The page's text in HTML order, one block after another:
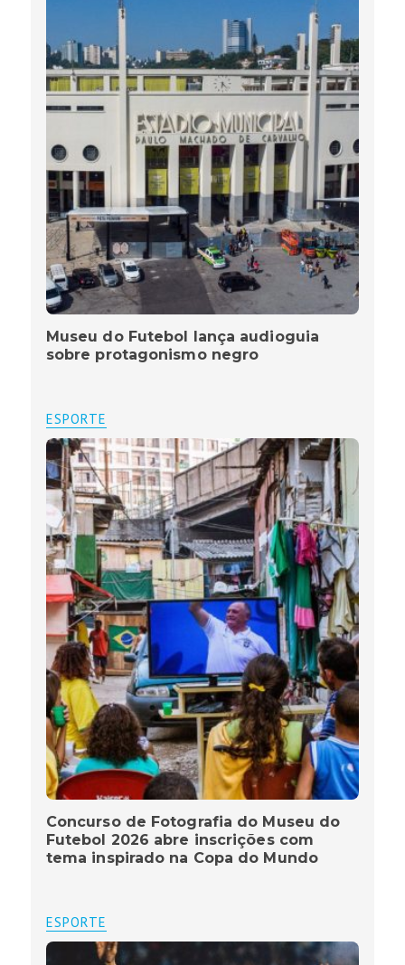
Museu do Futebol lança audioguia
sobre protagonismo negro
ESPORTE
Concurso de Fotografia do Museu do
Futebol 2026 abre inscrições com
tema inspirado na Copa do Mundo
ESPORTE